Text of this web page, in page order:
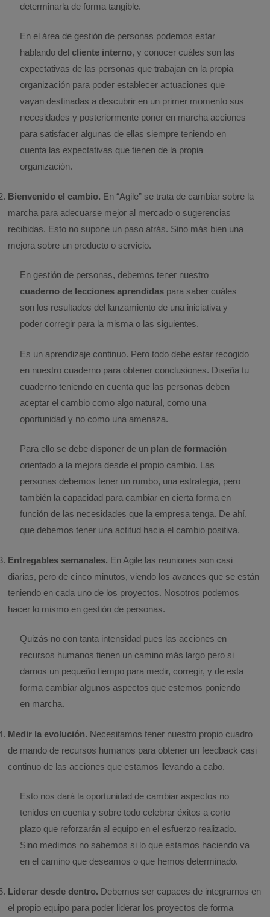
determinarla de forma tangible.
En el área de gestión de personas podemos estar
hablando delcliente interno, y conocer cuáles son las
expectativas de las personas que trabajan en la propia
organización para poder establecer actuaciones que
vayan destinadas a descubrir en un primer momento sus
necesidades y posteriormente poner en marcha acciones
para satisfacer algunas de ellas siempre teniendo en
cuenta las expectativas que tienen de la propia
organización.
Bienvenido el cambio. En “Agile” se trata de cambiar sobre la
marcha para adecuarse mejor al mercado o sugerencias
recibidas. Esto no supone un paso atrás. Sino más bien una
mejora sobre un producto o servicio.
En gestión de personas, debemos tener nuestro
cuaderno de lecciones aprendidas para saber cuáles
son los resultados del lanzamiento de una iniciativa y
poder corregir para la misma o las siguientes.
Es un aprendizaje continuo. Pero todo debe estar recogido
en nuestro cuaderno para obtener conclusiones. Diseña tu
cuaderno teniendo en cuenta que las personas deben
aceptar el cambio como algo natural, como una
oportunidad y no como una amenaza.
Para ello se debe disponer de un plan de formación
orientado a la mejora desde el propio cambio. Las
personas debemos tener un rumbo, una estrategia, pero
también la capacidad para cambiar en cierta forma en
función de las necesidades que la empresa tenga. De ahí,
que debemos tener una actitud hacia el cambio positiva.
Entregables semanales. En Agile las reuniones son casi
diarias, pero de cinco minutos, viendo los avances que se están
teniendo en cada uno de los proyectos. Nosotros podemos
hacer lo mismo en gestión de personas.
Quizás no con tanta intensidad pues las acciones en
recursos humanos tienen un camino más largo pero si
darnos un pequeño tiempo para medir, corregir, y de esta
forma cambiar algunos aspectos que estemos poniendo
en marcha.
Medir la evolución. Necesitamos tener nuestro propio cuadro
de mando de recursos humanos para obtener un feedback casi
continuo de las acciones que estamos llevando a cabo.
Esto nos dará la oportunidad de cambiar aspectos no
tenidos en cuenta y sobre todo celebrar éxitos a corto
plazo que reforzarán al equipo en el esfuerzo realizado.
Sino medimos no sabemos si lo que estamos haciendo va
en el camino que deseamos o que hemos determinado.
Liderar desde dentro. Debemos ser capaces de integrarnos en
el propio equipo para poder liderar los proyectos de forma